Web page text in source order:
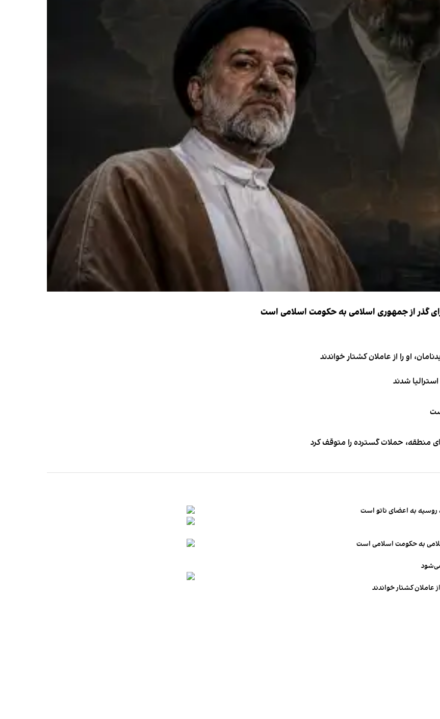
گذر از جمهوری اسلامی به حکومت اسلامی است
او را از عاملان کشتار خواندند
منطقه، حملات گسترده را متوقف کرد
روسیه به اعضای ناتو‌ است
به حکومت اسلامی است
عاملان کشتار خواندند